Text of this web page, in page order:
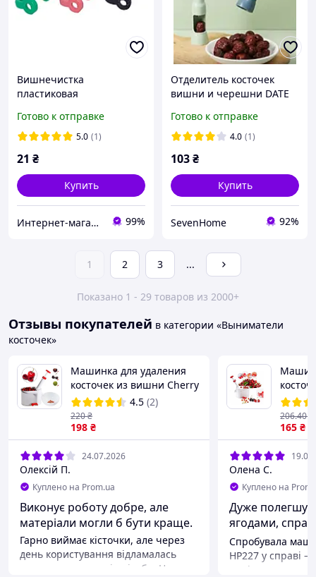
Вишнечистка
пластиковая
Готово к отправке
5.0 (1)
21 ₴
Купить
Интернет-магазин Хозторг Харьков - товары для дома, сада и огорода оптом 99%
Отделитель косточек
вишни и черешни DATE
ручной компактный
SV227
Готово к отправке
4.0 (1)
103₴
Купить
SevenHome 92%
1 2 3 ...
Показано 1 - 29 товаров из 2000+
Отзывы покупателей в категории «Выниматели
косточек»
Машинка для удаления
косточек из вишни Cherry
Corer HelferHoff
4.5 (2)
198 ₴
220₴
24.07.2026
Олексій П.
Куплено на Prom.ua
Виконує роботу добре, але
матеріали могли б бути краще.
Гарно виймає кісточки, але через
день користування відламалась
кришка червона від різьби. Не
HP227
165 ₴
206.40
Олена С.
Куплено на
Дуже полегшує
ягодами,
кухні!
Спробувала
HP227 у справі
порівняно з